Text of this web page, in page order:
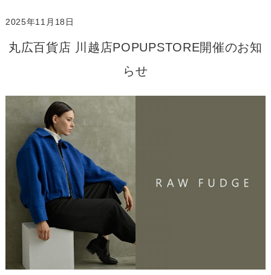
2025年11月18日
丸広百貨店 川越店POPUPSTORE開催のお知
らせ